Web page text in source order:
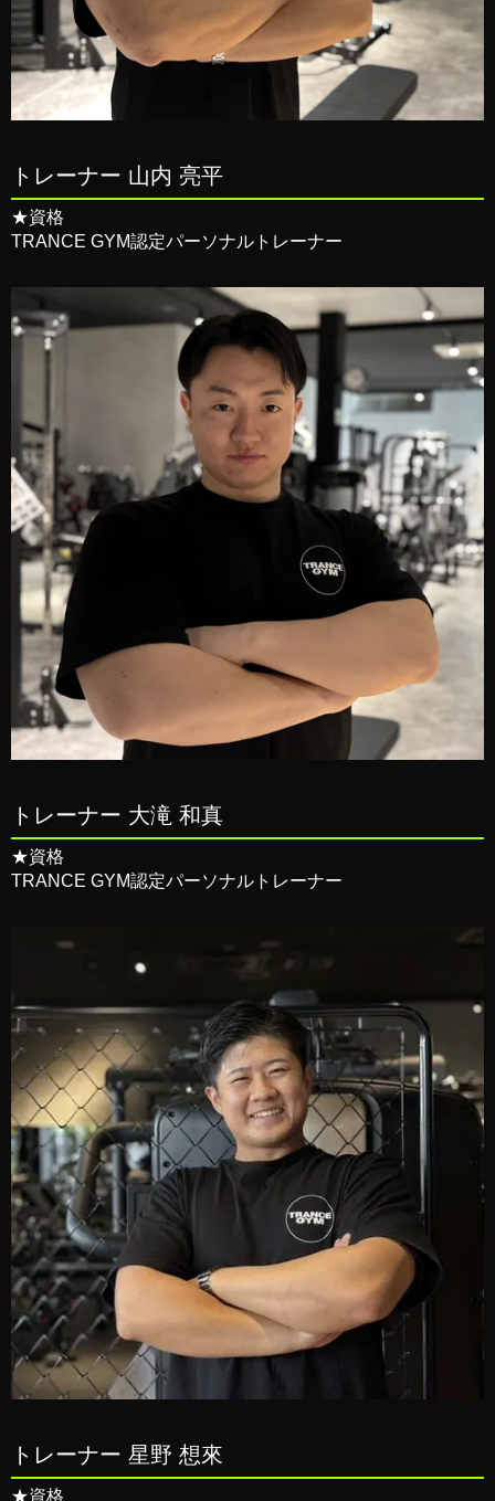
トレーナー 山内 亮平
★資格
TRANCE GYM認定パーソナルトレーナー
トレーナー 大滝 和真
★資格
TRANCE GYM認定パーソナルトレーナー
トレーナー 星野 想來
★資格